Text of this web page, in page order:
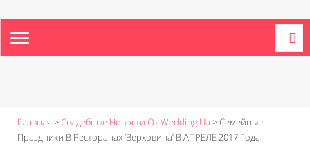
TOGGLE
NAVIGATION
Главная >Свадебные Новости От Wedding.ua >Семейные
Праздники В Ресторанах ‘Верховина’ В АПРЕЛЕ 2017 Года